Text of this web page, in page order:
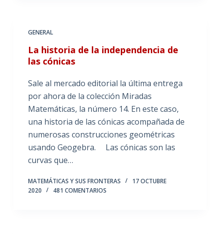
GENERAL
La historia de la independencia de
las cónicas
Sale al mercado editorial la última entrega
por ahora de la colección Miradas
Matemáticas, la número 14. En este caso,
una historia de las cónicas acompañada de
numerosas construcciones geométricas
usando Geogebra. Las cónicas son las
curvas que…
MATEMÁTICAS Y SUS FRONTERAS
17 OCTUBRE
2020
481 COMENTARIOS